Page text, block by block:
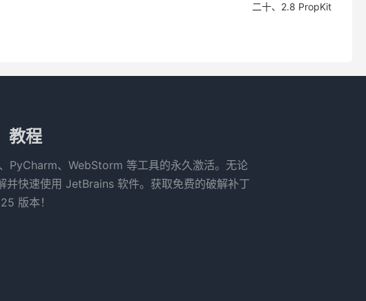
二十、2.8 PropKit
教程
PyCharm、WebStorm 等工具的永久激活。无论
并快速使用 JetBrains 软件。获取免费的破解补丁
版本！